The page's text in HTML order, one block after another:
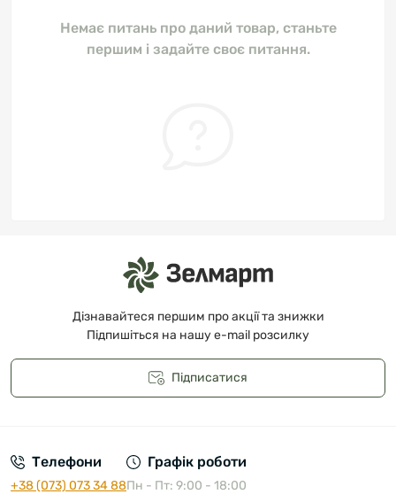
Немає питань про даний товар, станьте
першим і задайте своє питання.
Дізнавайтеся першим про акції та знижки
Підпишіться на нашу e-mail розсилку
Підписатися
Телефони
+38 (073) 073 34 88
Графік роботи
Пн - Пт: 9:00 - 18:00